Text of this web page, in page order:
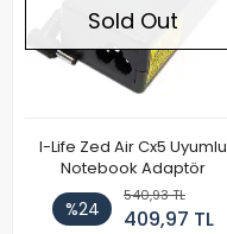
Sold Out
I-Life Zed Air Cx5 Uyumlu
Notebook Adaptör
%24
540,93 TL
409,97 TL